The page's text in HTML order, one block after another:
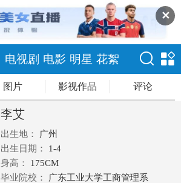
✕
电视剧 电影 明星 花絮
图片 影视作品 评论
李艾
出生地：
广州
出生日期：
1-4
身高：
175CM
毕业院校：
广东工业大学工商管理系